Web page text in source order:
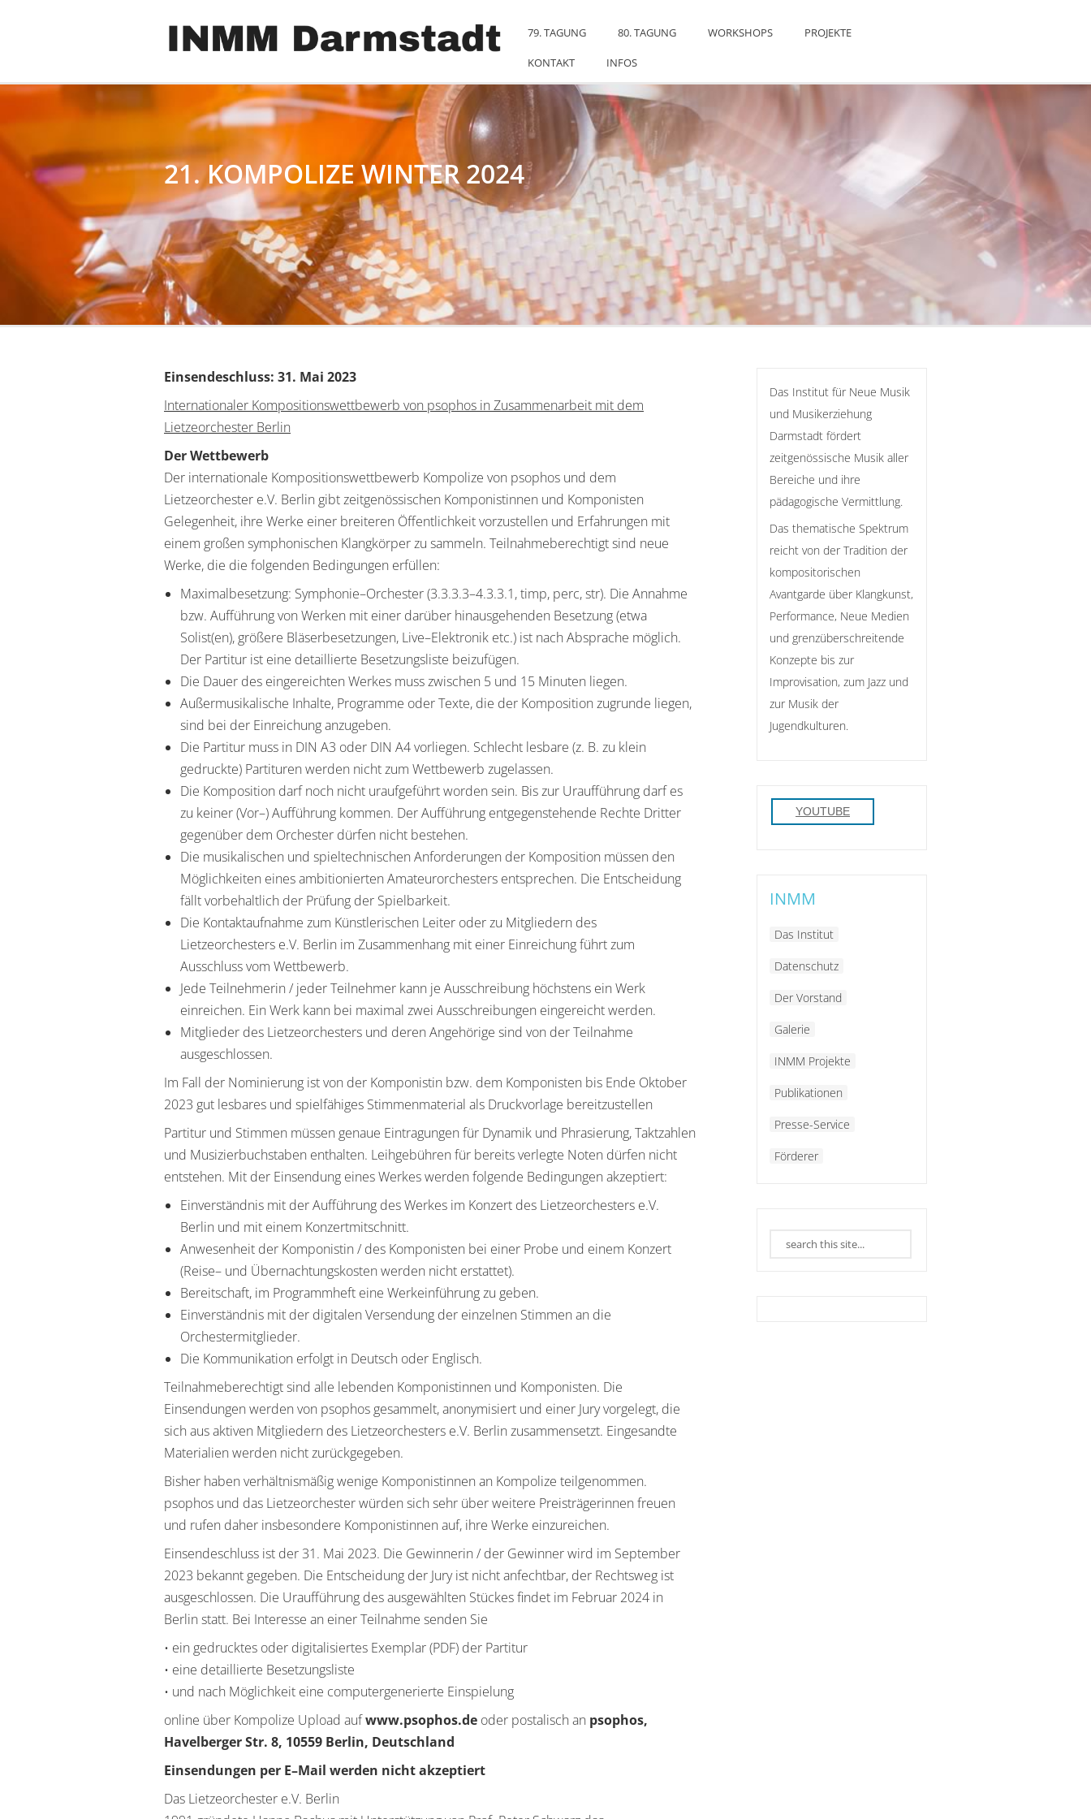
79. TAGUNG 80. TAGUNG WORKSHOPS PROJEKTE
KONTAKT INFOS
21. KOMPOLIZE WINTER 2024
Einsendeschluss: 31. Mai 2023
Internationaler Kompositionswettbewerb von psophos in Zusammenarbeit mit dem
Lietzeorchester Berlin
Der Wettbewerb
Der internationale Kompositionswettbewerb Kompolize von psophos und dem
Lietzeorchester e.V. Berlin gibt zeitgenössischen Komponistinnen und Komponisten
Gelegenheit, ihre Werke einer breiteren Öffentlichkeit vorzustellen und Erfahrungen mit
einem großen symphonischen Klangkörper zu sammeln. Teilnahmeberechtigt sind neue
Werke, die die folgenden Bedingungen erfüllen:
Maximalbesetzung: Symphonie–Orchester (3.3.3.3–4.3.3.1, timp, perc, str). Die Annahme
bzw. Aufführung von Werken mit einer darüber hinausgehenden Besetzung (etwa
Solist(en), größere Bläserbesetzungen, Live–Elektronik etc.) ist nach Absprache möglich.
Der Partitur ist eine detaillierte Besetzungsliste beizufügen.
Die Dauer des eingereichten Werkes muss zwischen 5 und 15 Minuten liegen.
Außermusikalische Inhalte, Programme oder Texte, die der Komposition zugrunde liegen,
sind bei der Einreichung anzugeben.
Die Partitur muss in DIN A3 oder DIN A4 vorliegen. Schlecht lesbare (z. B. zu klein
gedruckte) Partituren werden nicht zum Wettbewerb zugelassen.
Die Komposition darf noch nicht uraufgeführt worden sein. Bis zur Uraufführung darf es
zu keiner (Vor–) Aufführung kommen. Der Aufführung entgegenstehende Rechte Dritter
gegenüber dem Orchester dürfen nicht bestehen.
Die musikalischen und spieltechnischen Anforderungen der Komposition müssen den
Möglichkeiten eines ambitionierten Amateurorchesters entsprechen. Die Entscheidung
fällt vorbehaltlich der Prüfung der Spielbarkeit.
Die Kontaktaufnahme zum Künstlerischen Leiter oder zu Mitgliedern des
Lietzeorchesters e.V. Berlin im Zusammenhang mit einer Einreichung führt zum
Ausschluss vom Wettbewerb.
Jede Teilnehmerin / jeder Teilnehmer kann je Ausschreibung höchstens ein Werk
einreichen. Ein Werk kann bei maximal zwei Ausschreibungen eingereicht werden.
Mitglieder des Lietzeorchesters und deren Angehörige sind von der Teilnahme
ausgeschlossen.
Im Fall der Nominierung istvon der Komponistin bzw. dem Komponisten bis Ende Oktober
2023 gut lesbares und spielfähiges Stimmenmaterial als Druckvorlage bereitzustellen
Partitur und Stimmen müssen genaue Eintragungen für Dynamik und Phrasierung,Taktzahlen
und Musizierbuchstaben enthalten. Leihgebühren für bereits verlegte Noten dürfen nicht
entstehen. Mit der Einsendung eines Werkes werden folgende Bedingungen akzeptiert:
Einverständnis mit der Aufführung des Werkes im Konzert des Lietzeorchesters e.V.
Berlin und mit einem Konzertmitschnitt.
Anwesenheit der Komponistin / des Komponisten bei einer Probe und einem Konzert
(Reise– und Übernachtungskosten werden nicht erstattet).
Bereitschaft, im Programmheft eine Werkeinführung zu geben.
Einverständnis mit der digitalen Versendung der einzelnen Stimmen an die
Orchestermitglieder.
Die Kommunikation erfolgt in Deutsch oder Englisch.
Teilnahmeberechtigt sind alle lebenden Komponistinnen und Komponisten. Die
Einsendungen werden von psophos gesammelt, anonymisiert und einer Jury vorgelegt, die
sich aus aktiven Mitgliedern des Lietzeorchesters e.V. Berlin zusammensetzt. Eingesandte
Materialien werden nicht zurückgegeben.
Bisher haben verhältnismäßig wenige Komponistinnen an Kompolize teilgenommen.
psophos und das Lietzeorchesterwürden sich sehr überweitere Preisträgerinnen freuen
und rufen daher insbesondere Komponistinnen auf, ihre Werke einzureichen.
Einsendeschluss ist der 31. Mai 2023. Die Gewinnerin / der Gewinner wird im September
2023 bekannt gegeben. Die Entscheidung der Jury ist nicht anfechtbar, der Rechtsweg ist
ausgeschlossen. Die Uraufführung des ausgewählten Stückes findet im Februar 2024 in
Berlin statt. Bei Interesse an einer Teilnahme senden Sie
• ein gedrucktes oder digitalisiertes Exemplar(PDF) der Partitur
• eine detaillierte Besetzungsliste
• und nach Möglichkeit eine computergenerierte Einspielung
online über Kompolize Upload aufwww.psophos.de oder postalisch an psophos,
Havelberger Str. 8, 10559 Berlin, Deutschland
Einsendungen per E–Mail werden nicht akzeptiert
Das Lietzeorchester e.V. Berlin
Das Institut für Neue Musik
und Musikerziehung
Darmstadt fördert
zeitgenössische Musik aller
Bereiche und ihre
pädagogische Vermittlung.
Das thematische Spektrum
reicht von der Tradition der
kompositorischen
Avantgarde über Klangkunst,
Performance, Neue Medien
und grenzüberschreitende
Konzepte bis zur
Improvisation, zum Jazz und
zur Musik der
Jugendkulturen.
YOUTUBE
INMM
Das Institut
Datenschutz
Der Vorstand
Galerie
INMM Projekte
Publikationen
Presse-Service
Förderer